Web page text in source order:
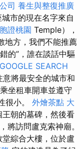
司 養生與整復推廣
市的現在名字來自
證桃園 Temple），
地方，我們不能推薦
的”，誰在談話中驅
GOOGLE SEARCH
將最安全的城市和
坐租車開車並遵守
很小。 外燴茶點 大
朝的墓碑，然後看
將訪問盧克索神廟。
綜合大樓，位於盧